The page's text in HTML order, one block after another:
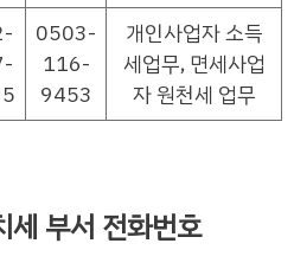
0503-
116-
9453
개인사업자 소득
세업무, 면세사업
자 원천세 업무
세 부서 전화번호